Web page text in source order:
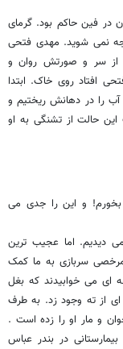
در فین حاکم بود. گرمای
نمی شوید. مهدی فتحی
از سر و صورتش روان و
افتاد روی خاک. ابتدا
را در دهانش ریختیم و
حالت از تشنگی به او
بخورم! و این را جدی می
دیدیم. اما عجیب ترین
سربازی به ما کمک
سریال شب ها روی تخت های ۳ طبقه ای می خوابیدند که بغل
از ته وجود زد. به طرف
و مار او را زده است .
در بندر عباس